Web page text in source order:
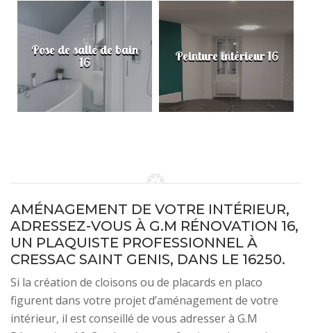
Pose de salle de bain
16 Peinture intérieur 16
AMÉNAGEMENT DE VOTRE INTÉRIEUR,
ADRESSEZ-VOUS À G.M RÉNOVATION 16,
UN PLAQUISTE PROFESSIONNEL À
CRESSAC SAINT GENIS, DANS LE 16250.
Si la création de cloisons ou de placards en placo
figurent dans votre projet d’aménagement de votre
intérieur, il est conseillé de vous adresser à G.M